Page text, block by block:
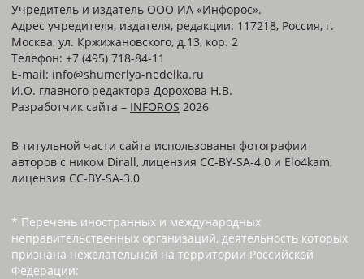
Учредитель и издатель ООО ИА «Инфорос».
Адрес учредителя, издателя, редакции: 117218, Россия, г.
Москва, ул. Кржижановского, д.13, кор. 2
Телефон: +7 (495) 718-84-11
E-mail: info@shumerlya-nedelka.ru
И.О. главного редактора Дорохова Н.В.
Разработчик сайта – INFOROS 2026
В титульной части сайта использованы фотографии
авторов с ником Dirall, лицензия CC-BY-SA-4.0 и Elo4kam,
лицензия CC-BY-SA-3.0
* Перечень иностранных и международных
неправительственных организаций, деятельность которых
признана нежелательной на территории Российской
Федерации: